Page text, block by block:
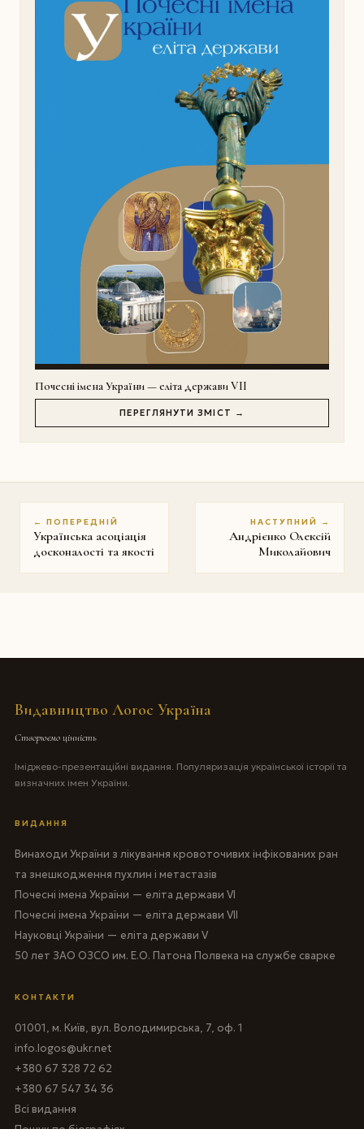
Почесні імена України — еліта держави VII
ПЕРЕГЛЯНУТИ ЗМІСТ →
← ПОПЕРЕДНІЙ
Українська асоціація
досконалості та якості
НАСТУПНИЙ →
Андрієнко Олексій
Миколайович
Видавництво Логос Україна
Створюємо цінність
Іміджево-презентаційні видання. Популяризація української історії та
визначних імен України.
ВИДАННЯ
Винаходи України з лікування кровоточивих інфікованих ран
та знешкодження пухлин і метастазів
Почесні імена України — еліта держави VI
Почесні імена України — еліта держави VII
Науковці України — еліта держави V
50 лет ЗАО ОЗСО им. Е.О. Патона Полвека на службе сварке
КОНТАКТИ
01001, м. Київ, вул. Володимирська, 7, оф. 1
info.logos@ukr.net
+380 67 328 72 62
+380 67 547 34 36
Всі видання